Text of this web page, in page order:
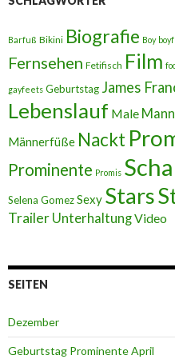
Barfuß Bikini Biografie Boy
Fernsehen Fetifisch Film
gayfeets Geburtstag James
Lebenslauf Male Mann
Männerfüße Nackt
Prominente Promis
Selena GomezSexy Stars
Trailer UnterhaltungVideo
SEITEN
Dezember
Geburtstag Prominente April